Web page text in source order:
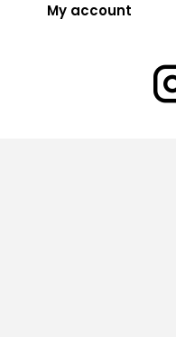
My account